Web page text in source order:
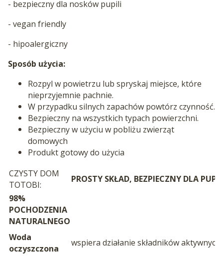
- bezpieczny dla nosków pupili
- vegan friendly
- hipoalergiczny
Sposób użycia:
Rozpyl w powietrzu lub spryskaj miejsce, które
nieprzyjemnie pachnie.
W przypadku silnych zapachów powtórz czynność.
Bezpieczny na wszystkich typach powierzchni.
Bezpieczny w użyciu w pobliżu zwierząt
domowych
Produkt gotowy do użycia
CZYSTY DOM
TOTOBI:
PROSTY SKŁAD, BEZPIECZNY DLA
98%
POCHODZENIA
NATURALNEGO
Woda
oczyszczona
wspiera działanie składników aktywnych